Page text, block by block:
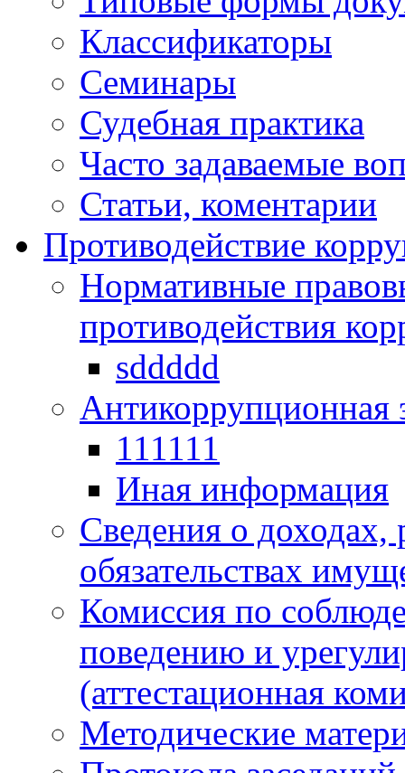
Классификаторы
Семинары
Судебная практика
Часто задаваемые
Статьи, коментарии
Противодействие
Нормативные
противодействия
sddddd
Антикоррупционная
111111
Иная информация
Сведения о доходах,
обязательствах
Комиссия по
поведению и
(аттестационная
Методические